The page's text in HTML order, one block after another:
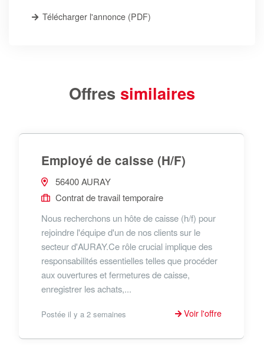
Télécharger l'annonce (PDF)
Offres similaires
Employé de caisse (H/F)
56400 AURAY
Contrat de travail temporaire
Nous recherchons un hôte de caisse (h/f) pour
rejoindre l'équipe d'un de nos clients sur le
secteur d'AURAY.Ce rôle crucial implique des
responsabilités essentielles telles que procéder
aux ouvertures et fermetures de caisse,
enregistrer les achats,...
Postée il y a 2 semaines Voir l'offre